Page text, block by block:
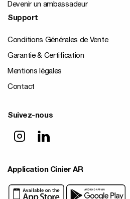
Devenir un ambassadeur
Support
Conditions Générales de Vente
Garantie & Certification
Mentions légales
Contact
Suivez-nous
Application Cinier AR